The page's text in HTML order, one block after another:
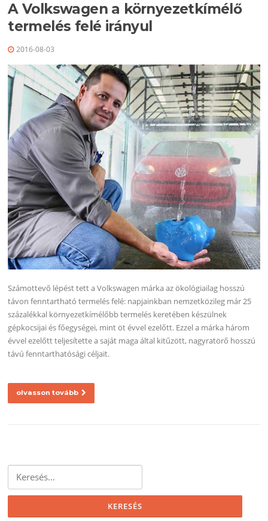
A Volkswagen a környezetkímélő
termelés felé irányul
2016-08-03
Számottevő lépést tett a Volkswagen márka az ökológiailag hosszú
távon fenntartható termelés felé: napjainkban nemzetközileg már 25
százalékkal környezetkímélőbb termelés keretében készülnek
gépkocsijai és főegységei, mint öt évvel ezelőtt. Ezzel a márka három
évvel ezelőtt teljesítette a saját maga által kitűzött, nagyratörő hosszú
távú fenntarthatósági céljait.
olvasson tovább
Keresés: